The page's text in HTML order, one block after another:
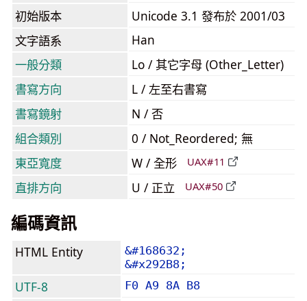
初始版本
Unicode 3.1 發布於 2001/03
文字語系
Han
一般分類
Lo / 其它字母 (Other_Letter)
書寫方向
L / 左至右書寫
書寫鏡射
N / 否
組合類別
0 / Not_Reordered; 無
東亞寬度
W / 全形 UAX#11
直排方向 U / 正立 UAX#50
編碼資訊
HTML Entity
&#168632;
&#x292B8;
UTF-8 F0 A9 8A B8